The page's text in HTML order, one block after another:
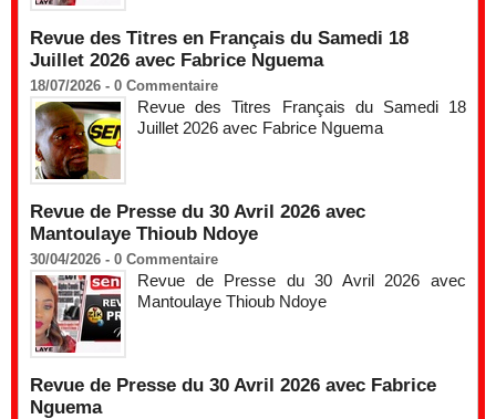
Revue des Titres en Français du Samedi 18
Juillet 2026 avec Fabrice Nguema
18/07/2026 - 0 Commentaire
Revue des Titres Français du Samedi 18
Juillet 2026 avec Fabrice Nguema
Revue de Presse du 30 Avril 2026 avec
Mantoulaye Thioub Ndoye
30/04/2026 - 0 Commentaire
Revue de Presse du 30 Avril 2026 avec
Mantoulaye Thioub Ndoye
Revue de Presse du 30 Avril 2026 avec Fabrice
Nguema